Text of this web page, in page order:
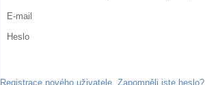
E-mail
Heslo
Registrace nového uživatele Zapomněli jste heslo?